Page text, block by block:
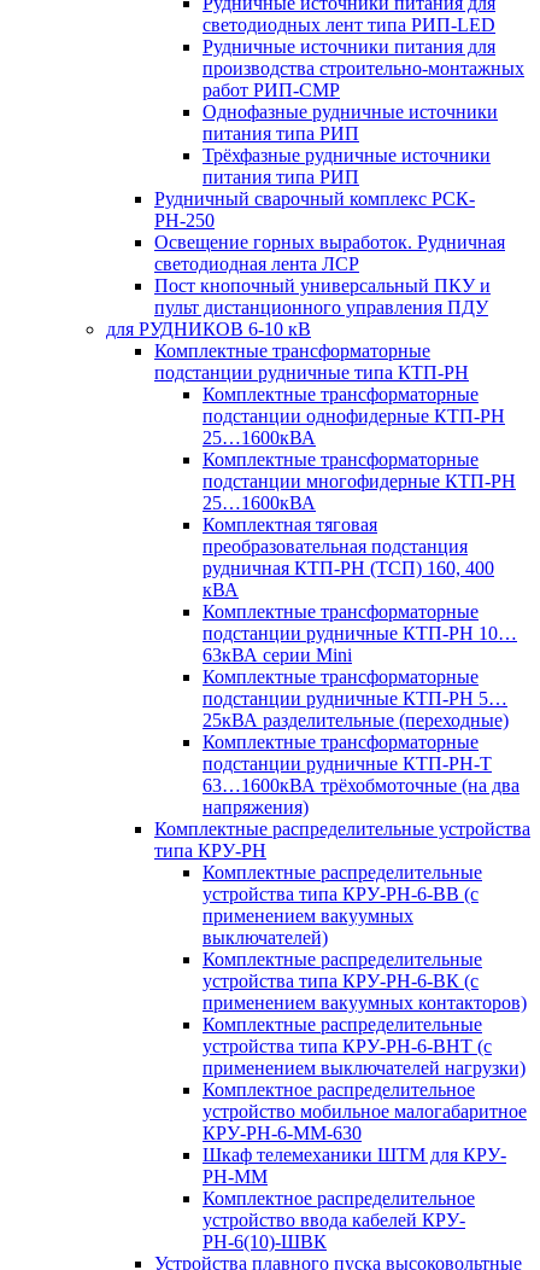
светодиодных лент типа РИП-LED
Рудничные источники питания для
производства строительно-монтажных
работ РИП-СМР
Однофазные рудничные источники
питания типа РИП
Трёхфазные рудничные источники
питания типа РИП
Рудничный сварочный комплекс РСК-
РН-250
Освещение горных выработок. Рудничная
светодиодная лента ЛСР
Пост кнопочный универсальный ПКУ и
пульт дистанционного управления ПДУ
для РУДНИКОВ 6-10 кВ
Комплектные трансформаторные
подстанции рудничные типа КТП-РН
Комплектные трансформаторные
подстанции однофидерные КТП-РН
25…1600кВА
Комплектные трансформаторные
подстанции многофидерные КТП-РН
25…1600кВА
Комплектная тяговая
преобразовательная подстанция
рудничная КТП-РН (ТСП) 160, 400
кВА
Комплектные трансформаторные
подстанции рудничные КТП-РН 10…
63кВА серии Mini
Комплектные трансформаторные
подстанции рудничные КТП-РН 5…
25кВА разделительные (переходные)
Комплектные трансформаторные
подстанции рудничные КТП-РН-Т
63…1600кВА трёхобмоточные (на два
напряжения)
Комплектные распределительные устройства
типа КРУ-РН
Комплектные распределительные
устройства типа КРУ-РН-6-ВВ (с
применением вакуумных
выключателей)
Комплектные распределительные
устройства типа КРУ-РН-6-ВК (с
применением вакуумных контакторов)
Комплектные распределительные
устройства типа КРУ-РН-6-ВНТ (с
применением выключателей нагрузки)
Комплектное распределительное
устройство мобильное малогабаритное
КРУ-РН-6-ММ-630
Шкаф телемеханики ШТМ для КРУ-
РН-ММ
Комплектное распределительное
устройство ввода кабелей КРУ-
РН-6(10)-ШВК
Устройства плавного пуска высоковольтные